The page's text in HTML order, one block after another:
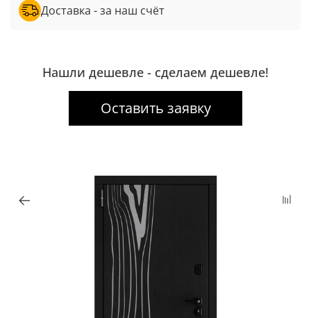
Доставка - за наш счёт
Нашли дешевле - сделаем дешевле!
Оставить заявку